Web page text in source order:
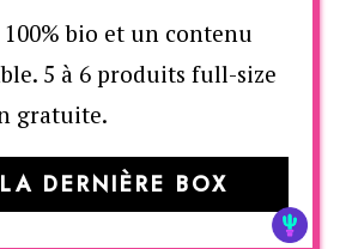
bio et un contenu
5 à 6 produits full-size
gratuite.
DERNIÈRE BOX